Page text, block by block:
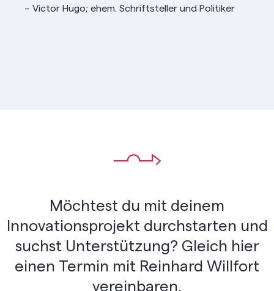
– Victor Hugo; ehem. Schriftsteller und Politiker
Möchtest du mit deinem
Innovationsprojekt durchstarten und
suchst Unterstützung? Gleich hier
einen Termin mit Reinhard Willfort
vereinbaren.